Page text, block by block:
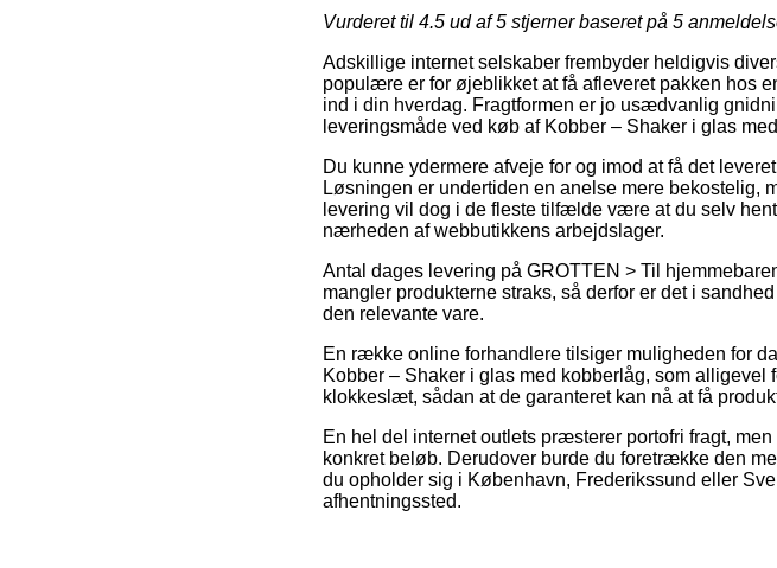
Vurderet til 4.5 ud af 5 stjerner baseret på 5
Adskillige internet selskaber frembyder heldigvis
populære er for øjeblikket at få afleveret pakken hos
ind i din hverdag. Fragtformen er jo usædvanlig
leveringsmåde ved køb af Kobber – Shaker i glas
Du kunne ydermere afveje for og imod at få det
Løsningen er undertiden en anelse mere bekostelig,
levering vil dog i de fleste tilfælde være at du selv
nærheden af webbutikkens arbejdslager.
Antal dages levering på GROTTEN > Til
mangler produkterne straks, så derfor er det i
den relevante vare.
En række online forhandlere tilsiger muligheden for
Kobber – Shaker i glas med kobberlåg, som
klokkeslæt, sådan at de garanteret kan nå at få
En hel del internet outlets præsterer portofri fragt,
konkret beløb. Derudover burde du foretrække den
du opholder sig i København, Frederikssund eller
afhentningssted.